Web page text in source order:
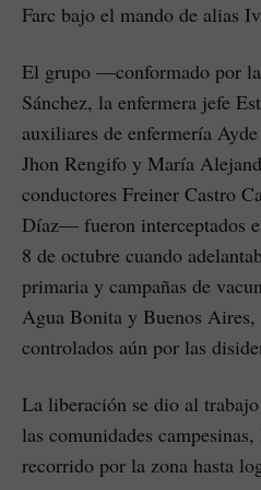
Farc bajo el mando de alias
El grupo —conformado por
Sánchez, la enfermera jefe
auxiliares de enfermería
Jhon Rengifo y María
conductores Freiner Castro
Díaz— fueron interceptados
8 de octubre cuando
primaria y campañas de
Agua Bonita y Buenos
controlados aún por las
La liberación se dio al
las comunidades
recorrido por la zona hasta